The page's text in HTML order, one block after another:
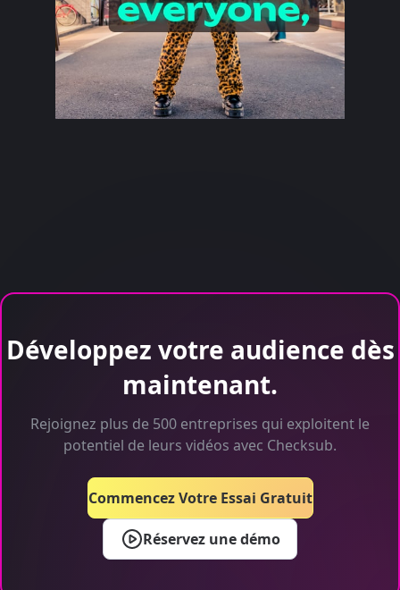
Développez votre audience dès
maintenant.
Rejoignez plus de 500 entreprises qui exploitent le
potentiel de leurs vidéos avec Checksub.
Réservez une démo
Commencez Votre Essai Gratuit